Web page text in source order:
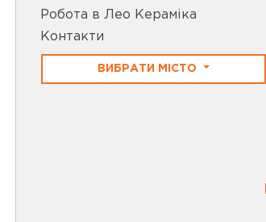
Робота в Лео Кераміка
Контакти
ВИБРАТИ МІСТО